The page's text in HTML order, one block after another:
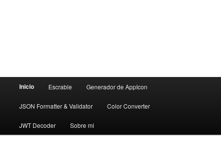
Inicio Escrable Generador de AppIcon
JSON Formatter & Validator Color Converter
JWT Decoder Sobre mi